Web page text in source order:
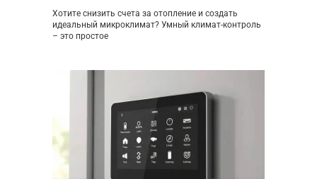
Хотите снизить счета за отопление и создать
идеальный микроклимат? Умный климат-контроль
– это простое